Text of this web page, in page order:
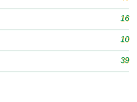
16
10
39